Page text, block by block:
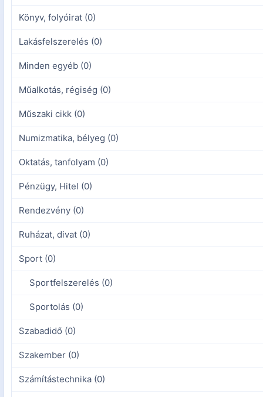
Könyv, folyóirat (0)
Lakásfelszerelés (0)
Minden egyéb (0)
Műalkotás, régiség (0)
Műszaki cikk (0)
Numizmatika, bélyeg (0)
Oktatás, tanfolyam (0)
Pénzügy, Hitel (0)
Rendezvény (0)
Ruházat, divat (0)
Sport (0)
Sportfelszerelés (0)
Sportolás (0)
Szabadidő (0)
Szakember (0)
Számítástechnika (0)